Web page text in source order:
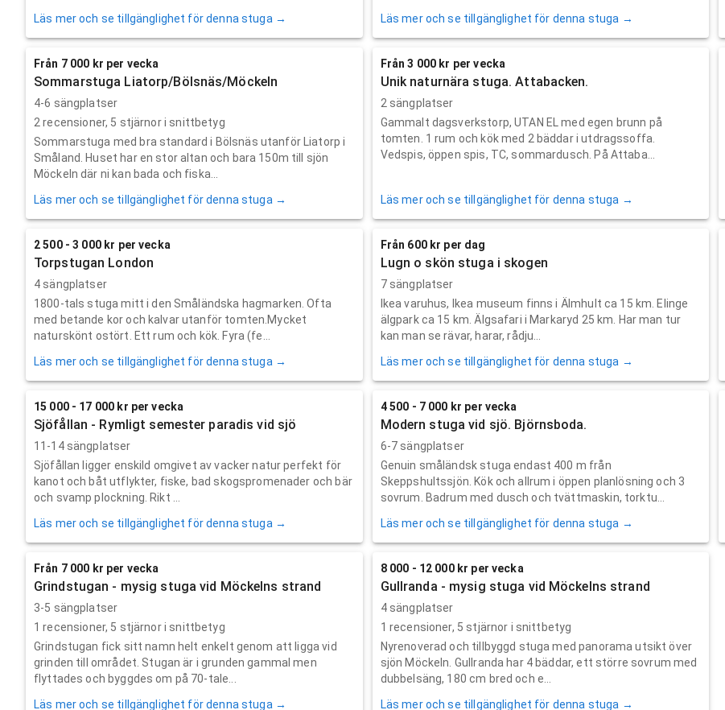
Läs mer och se tillgänglighet för denna stuga →
Läs mer och se tillgänglighet för denna stuga →
Från 7 000 kr per vecka
Sommarstuga Liatorp/Bölsnäs/Möckeln
4-6 sängplatser
2 recensioner, 5 stjärnor i snittbetyg
Sommarstuga med bra standard i Bölsnäs utanför Liatorp i
Småland. Huset har en stor altan och bara 150m till sjön
Möckeln där ni kan bada och fiska...
Läs mer och se tillgänglighet för denna stuga →
Från 3 000 kr per vecka
Unik naturnära stuga. Attabacken.
2 sängplatser
Gammalt dagsverkstorp, UTAN EL med egen brunn på
tomten. 1 rum och kök med 2 bäddar i utdragssoffa.
Vedspis, öppen spis, TC, sommardusch. På Attaba...
Läs mer och se tillgänglighet för denna stuga →
2 500 - 3 000 kr per vecka
Torpstugan London
4 sängplatser
1800-tals stuga mitt i den Småländska hagmarken. Ofta
med betande kor och kalvar utanför tomten.Mycket
naturskönt ostört. Ett rum och kök. Fyra (fe...
Läs mer och se tillgänglighet för denna stuga →
Från 600 kr per dag
Lugn o skön stuga i skogen
7 sängplatser
Ikea varuhus, Ikea museum finns i Älmhult ca 15 km. Elinge
älgpark ca 15 km. Älgsafari i Markaryd 25 km. Har man tur
kan man se rävar, harar, rådju...
Läs mer och se tillgänglighet för denna stuga →
15 000 - 17 000 kr per vecka
Sjöfållan - Rymligt semester paradis vid sjö
11-14 sängplatser
Sjöfållan ligger enskild omgivet av vacker natur perfekt för
kanot och båt utflykter, fiske, bad skogspromenader och bär
och svamp plockning. Rikt ...
Läs mer och se tillgänglighet för denna stuga →
4 500 - 7 000 kr per vecka
Modern stuga vid sjö. Björnsboda.
6-7 sängplatser
Genuin småländsk stuga endast 400 m från
Skeppshultssjön. Kök och allrum i öppen planlösning och 3
sovrum. Badrum med dusch och tvättmaskin, torktu...
Läs mer och se tillgänglighet för denna stuga →
Från 7 000 kr per vecka
Grindstugan - mysig stuga vid Möckelns strand
3-5 sängplatser
1 recensioner, 5 stjärnor i snittbetyg
Grindstugan fick sitt namn helt enkelt genom att ligga vid
grinden till området. Stugan är i grunden gammal men
flyttades och byggdes om på 70-tale...
Läs mer och se tillgänglighet för denna stuga →
8 000 - 12 000 kr per vecka
Gullranda - mysig stuga vid Möckelns strand
4 sängplatser
1 recensioner, 5 stjärnor i snittbetyg
Nyrenoverad och tillbyggd stuga med panorama utsikt över
sjön Möckeln. Gullranda har 4 bäddar, ett större sovrum med
dubbelsäng, 180 cm bred och e...
Läs mer och se tillgänglighet för denna stuga →